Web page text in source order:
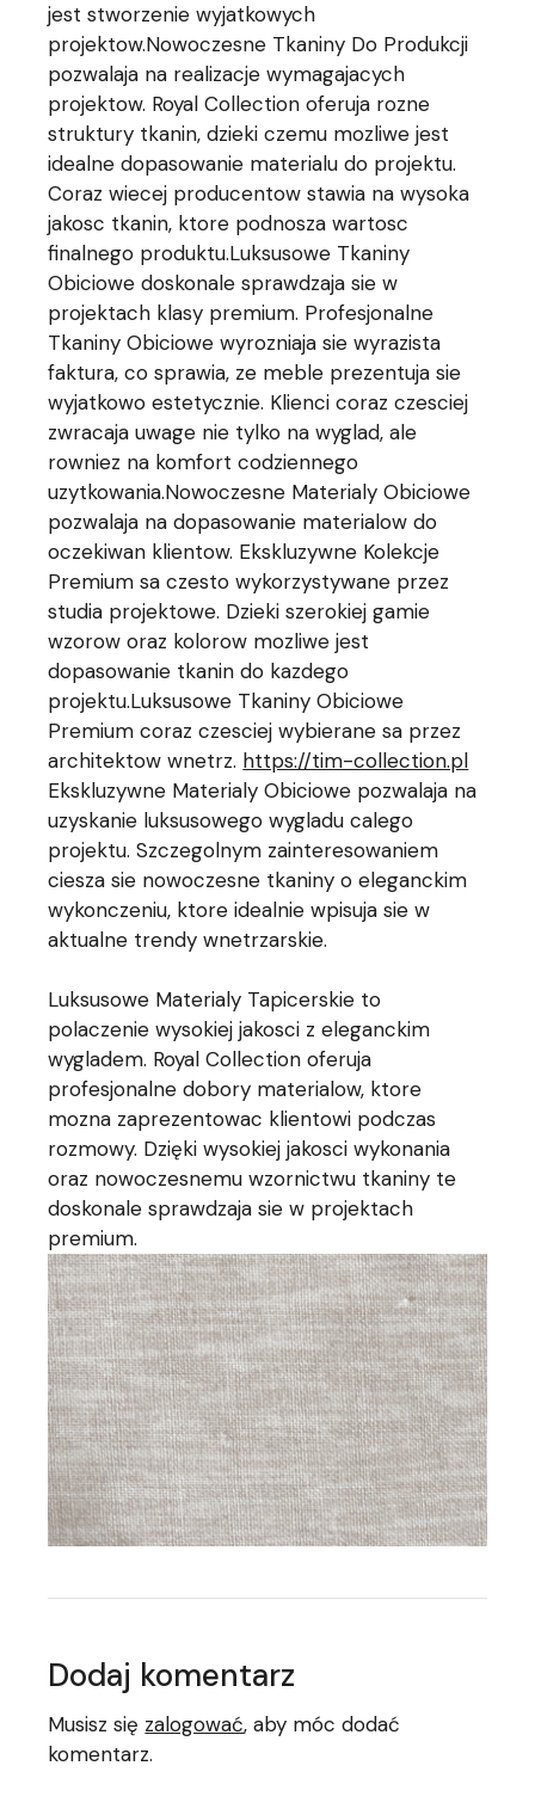
jest stworzenie wyjatkowych
projektow.Nowoczesne Tkaniny Do Produkcji
pozwalaja na realizacje wymagajacych
projektow. Royal Collection oferuja rozne
struktury tkanin, dzieki czemu mozliwe jest
idealne dopasowanie materialu do projektu.
Coraz wiecej producentow stawia na wysoka
jakosc tkanin, ktore podnosza wartosc
finalnego produktu.Luksusowe Tkaniny
Obiciowe doskonale sprawdzaja sie w
projektach klasy premium. Profesjonalne
Tkaniny Obiciowe wyrozniaja sie wyrazista
faktura, co sprawia, ze meble prezentuja sie
wyjatkowo estetycznie. Klienci coraz czesciej
zwracaja uwage nie tylko na wyglad, ale
rowniez na komfort codziennego
uzytkowania.Nowoczesne Materialy Obiciowe
pozwalaja na dopasowanie materialow do
oczekiwan klientow. Ekskluzywne Kolekcje
Premium sa czesto wykorzystywane przez
studia projektowe. Dzieki szerokiej gamie
wzorow oraz kolorow mozliwe jest
dopasowanie tkanin do kazdego
projektu.Luksusowe Tkaniny Obiciowe
Premium coraz czesciej wybierane sa przez
architektow wnetrz. https://tim-collection.pl
Ekskluzywne Materialy Obiciowe pozwalaja na
uzyskanie luksusowego wygladu calego
projektu. Szczegolnym zainteresowaniem
ciesza sie nowoczesne tkaniny o eleganckim
wykonczeniu, ktore idealnie wpisuja sie w
aktualne trendy wnetrzarskie.
Luksusowe Materialy Tapicerskie to
polaczenie wysokiej jakosci z eleganckim
wygladem. Royal Collection oferuja
profesjonalne dobory materialow, ktore
mozna zaprezentowac klientowi podczas
rozmowy. Dzięki wysokiej jakosci wykonania
oraz nowoczesnemu wzornictwu tkaniny te
doskonale sprawdzaja sie w projektach
premium.
Dodaj komentarz
Musisz się zalogować, aby móc dodać
komentarz.